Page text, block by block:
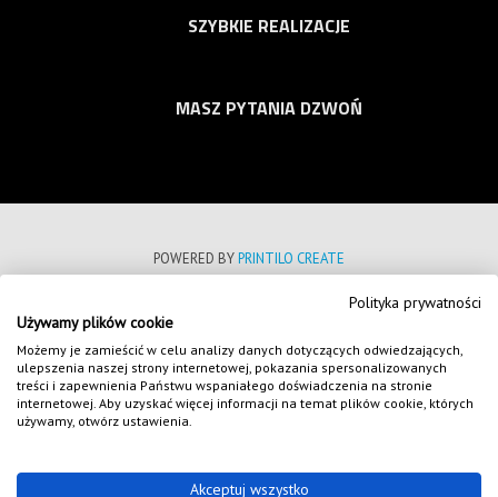
SZYBKIE REALIZACJE
MASZ PYTANIA DZWOŃ
POWERED BYPRINTILO CREATE
REGULAMIN SKLEPU INTERNETOWEGO
FORMULARZE
NASZE REALIZACJE
Polityka prywatności
Używamy plików cookie
Możemy je zamieścić w celu analizy danych dotyczących odwiedzających,
ulepszenia naszej strony internetowej, pokazania spersonalizowanych
treści i zapewnienia Państwu wspaniałego doświadczenia na stronie
internetowej. Aby uzyskać więcej informacji na temat plików cookie, których
używamy, otwórz ustawienia.
Akceptuj wszystko